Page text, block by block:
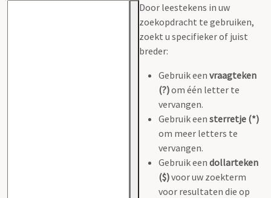
Door leestekens in uw
zoekopdracht te gebruiken,
zoekt u specifieker of juist
breder:
Gebruik een vraagteken
(?)om één letter te
vervangen.
Gebruik een sterretje (*)
om meer letters te
vervangen.
Gebruik een dollarteken
($)voor uw zoekterm
voor resultaten die op